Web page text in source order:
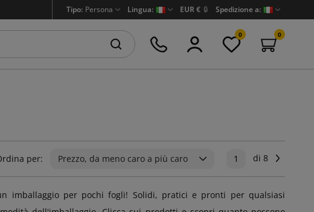
Tipo: Persona Lingua: EUR € 🔒 Spedizione a:
0 0
per: Prezzo, da meno caro a più caro 1 di 8
imballaggio per pochi fogli! Solidi, pratici e pronti per qualsiasi